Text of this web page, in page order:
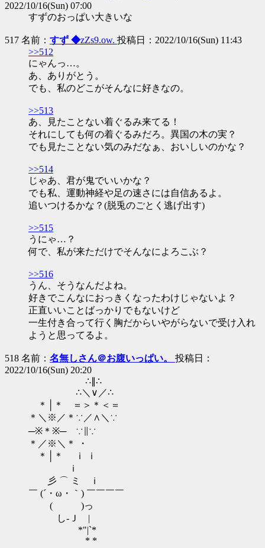
2022/10/16(Sun) 07:00
すずのおっぱい大きいな
517 名前： すず ◆zZs9.ow. 投稿日：2022/10/16(Sun) 11:43
>>512
にゃんっ…。
あ、ありがとう。
でも、私のどこがそんなに好きなの。
>>513
あ、見たことない着ぐるみ来てる！
それにしても何の着ぐるみだろ。異国の木の実？
でも見たことない気のみだなぁ、おいしいのかな？
>>514
じゃあ、君が鬼でいいかな？
でも私、運動神経や足の速さには自信あるよ。
追いつけるかな？(脱兎のごとく逃げ出す)
>>515
うにゃ…？
何で、私が来ただけでそんなによろこぶ？
>>516
うん、そうなんだよね。
好きでこんなにおっきくなったわけじゃないよ？
正直いいことばっかりでもないけど
一生付き合って行く胸だからいやがらないで受け入れ
ようと思ってるよ。
518 名前： 名無しさん＠お腹いっぱい。 投稿日：
2022/10/16(Sun) 20:20
∴∥∴
∴＼∨／∴
＊│＊ ＝＞＊＜＝
＊＼※／＊∵／∧＼∵
─※＊※─ ∵∥∵
＊／※＼＊ ・
＊│＊ ｉ ｉ
ｉ
彡 ⌒ ミ ｉ
￣ (´・ω・｀) ￣￣￣￣
( )っ
し-Ｊ |
*"|`*
* *